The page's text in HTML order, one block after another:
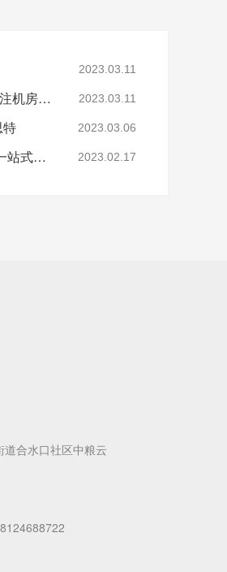
2023.03.11
机房建设装修工程主要包含哪些方面？华思特专注机房建设16年 2023.03.11
特 2023.03.06
机房建设整体解决方案需要注意的几点--华思特一站式机房建设服务商 2023.02.17
合水口社区中粮云